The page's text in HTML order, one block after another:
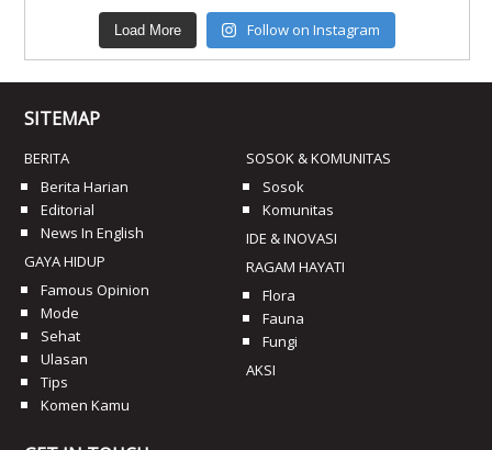
Load More Follow on Instagram
SITEMAP
BERITA
Berita Harian
Editorial
News In English
GAYA HIDUP
Famous Opinion
Mode
Sehat
Ulasan
Tips
Komen Kamu
SOSOK & KOMUNITAS
Sosok
Komunitas
IDE & INOVASI
RAGAM HAYATI
Flora
Fauna
Fungi
AKSI